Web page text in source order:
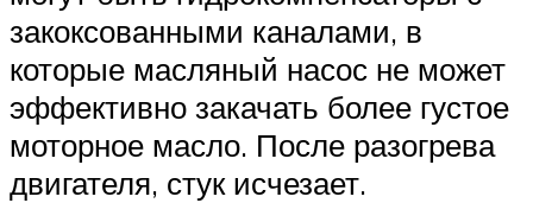
закоксованными каналами, в
которые масляный насос не может
эффективно закачать более густое
моторное масло. После разогрева
двигателя, стук исчезает.